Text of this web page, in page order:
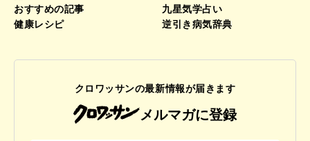
おすすめの記事
九星気学占い
健康レシピ
逆引き病気辞典
クロワッサンの最新情報が届きます
メルマガに登録